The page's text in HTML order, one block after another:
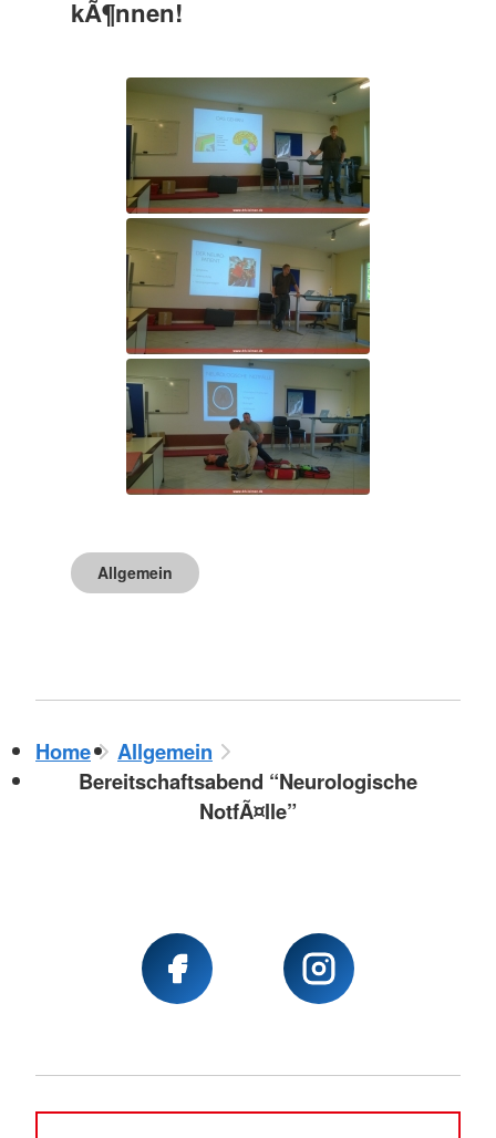
kÃ¶nnen!
Allgemein
Home
Allgemein
Bereitschaftsabend “Neurologische
NotfÃ¤lle”